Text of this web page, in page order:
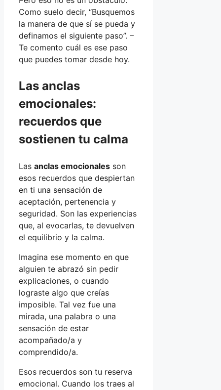
Como suelo decir, “Busquemos
la manera de que sí se pueda y
definamos el siguiente paso”. –
Te comento cuál es ese paso
que puedes tomar desde hoy.
Las anclas
emocionales:
recuerdos que
sostienen tu calma
Las anclas emocionales son
esos recuerdos que despiertan
en ti una sensación de
aceptación, pertenencia y
seguridad. Son las experiencias
que, al evocarlas, te devuelven
el equilibrio y la calma.
Imagina ese momento en que
alguien te abrazó sin pedir
explicaciones, o cuando
lograste algo que creías
imposible. Tal vez fue una
mirada, una palabra o una
sensación de estar
acompañado/a y
comprendido/a.
Esos recuerdos son tu reserva
emocional. Cuando los traes al